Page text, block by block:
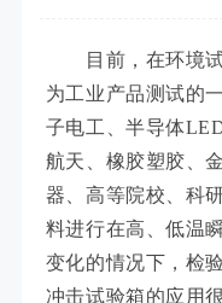
目前，在环境试
为工业产品测试的
子电工、半导体
航天、橡胶塑胶、
器、高等院校、科
料进行在高、低温
变化的情况下，检
冲击试验箱的应用